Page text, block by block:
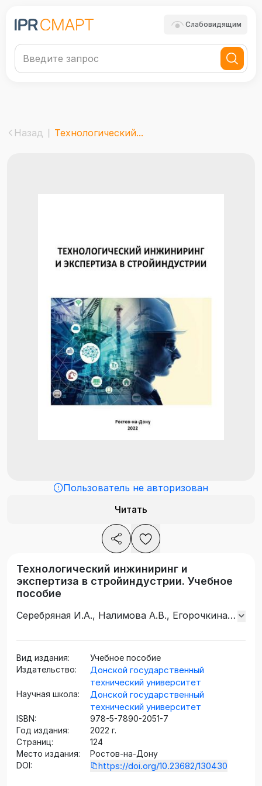
Слабовидящим
Назад Технологический...
Пользователь не авторизован
Читать
Технологический инжиниринг и
экспертиза в стройиндустрии. Учебное
пособие
Серебряная И.А., Налимова А.В., Егорочкина
Вид издания:
Учебное пособие
Издательство:
Донской государственный
технический университет
Научная школа:
Донской государственный
технический университет
ISBN:
978-5-7890-2051-7
Год издания:
2022 г.
Страниц:
124
Место издания:
Ростов-на-Дону
DOI:
https://doi.org/10.23682/130430